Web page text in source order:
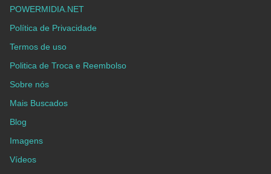
POWERMIDIA.NET
Política de Privacidade
Termos de uso
Politica de Troca e Reembolso
Sobre nós
Mais Buscados
Blog
Imagens
Vídeos